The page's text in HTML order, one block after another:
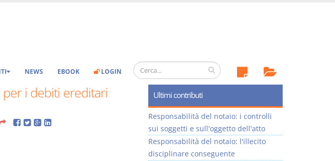
NEWS EBOOK LOGIN
i debiti ereditari Ultimi contributi
Responsabilità del notaio: i controlli
sui soggetti e sull'oggetto dell'atto
Responsabilità del notaio: l'illecito
disciplinare conseguente